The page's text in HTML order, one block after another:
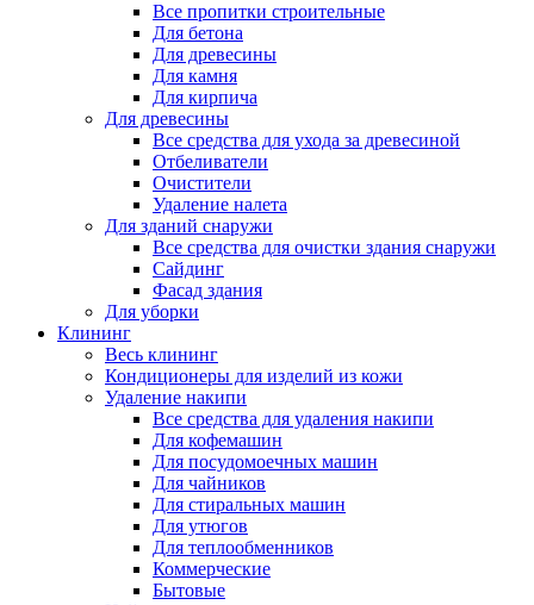
Все пропитки строительные
Для бетона
Для древесины
Для камня
Для кирпича
Для древесины
Все средства для ухода за древесиной
Отбеливатели
Очистители
Удаление налета
Для зданий снаружи
Все средства для очистки здания снаружи
Сайдинг
Фасад здания
Для уборки
Клининг
Весь клининг
Кондиционеры для изделий из кожи
Удаление накипи
Все средства для удаления накипи
Для кофемашин
Для посудомоечных машин
Для чайников
Для стиральных машин
Для утюгов
Для теплообменников
Коммерческие
Бытовые